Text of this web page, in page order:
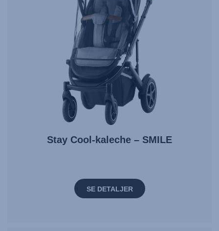
Stay Cool-kaleche – SMILE
SE DETALJER